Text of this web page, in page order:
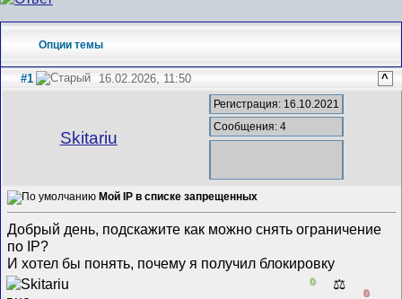
Опции темы
#1 16.02.2026, 11:50 ^
Skitariu
Регистрация: 16.10.2021
Сообщения: 4
Мой IP в списке запрещенных
Добрый день, подскажите как можно снять ограничение
по IP?
И хотел бы понять, почему я получил блокировку
0 ⚖️
0